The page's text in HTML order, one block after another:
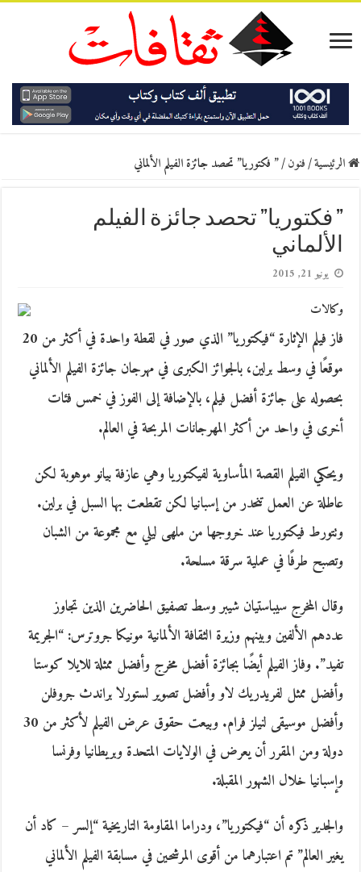
الرئيسية/فنون/” فكتوريا” تحصد جائزة الفيلم الألماني
” فكتوريا” تحصد جائزة الفيلم
الألماني
يونيو 21, 2015
وكالات
فاز فيلم الإثارة “فيكتوريا” الذي صور في لقطة واحدة في أكثر من 20
موقعًا في وسط برلين، بالجوائز الكبرى في مهرجان جائزة الفيلم الألماني
بحصوله على جائزة أفضل فيلم، بالإضافة إلى الفوز في خمس فئات
أخرى في واحد من أكثر المهرجانات المربحة في العالم.
ويحكي الفيلم القصة المأساوية لفيكتوريا وهي عازفة بيانو موهوبة لكن
عاطلة عن العمل تنحدر من إسبانيا لكن تقطعت بها السبل في برلين.
وتتورط فيكتوريا عند خروجها من ملهى ليلي مع مجموعة من الشبان
وتصبح طرفًا في عملية سرقة مسلحة.
وقال المخرج سيباستيان شيبر وسط تصفيق الحاضرين الذين تجاوز
عددهم الألفين وبينهم وزيرة الثقافة الألمانية مونيكا جروترس: “الجريمة
تفيد”. وفاز الفيلم أيضًا بجائزة أفضل مخرج وأفضل ممثلة للايلا كوستا
وأفضل ممثل لفريدريك لاو وأفضل تصوير لستورلا براندث جروفلن
وأفضل موسيقى لنيلز فرام. وبيعت حقوق عرض الفيلم لأكثر من 30
دولة ومن المقرر أن يعرض في الولايات المتحدة وبريطانيا وفرنسا
وإسبانيا خلال الشهور المقبلة.
والجدير ذكره أن “فيكتوريا”، ودراما المقاومة التاريخية “إلسر – كاد أن
يغير العالم” تم اعتبارهما من أقوى المرشحين في مسابقة الفيلم الألماني